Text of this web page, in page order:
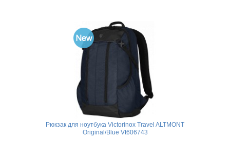
Рюкзак для ноутбука Victorinox Travel ALTMONT
Original/Blue Vt606743